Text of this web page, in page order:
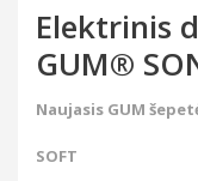
Elektrinis
GUM®
Naujasis GUM
SOFT